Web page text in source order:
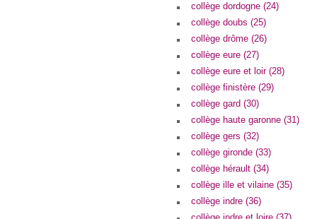
collège dordogne (24)
collège doubs (25)
collège drôme (26)
collège eure (27)
collège eure et loir (28)
collège finistère (29)
collège gard (30)
collège haute garonne (31)
collège gers (32)
collège gironde (33)
collège hérault (34)
collège ille et vilaine (35)
collège indre (36)